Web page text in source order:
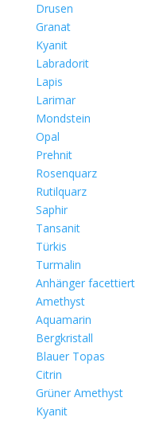
Drusen
Granat
Kyanit
Labradorit
Lapis
Larimar
Mondstein
Opal
Prehnit
Rosenquarz
Rutilquarz
Saphir
Tansanit
Türkis
Turmalin
Anhänger facettiert
Amethyst
Aquamarin
Bergkristall
Blauer Topas
Citrin
Grüner Amethyst
Kyanit